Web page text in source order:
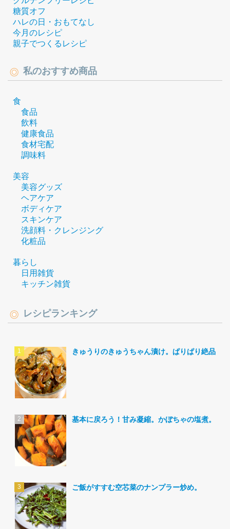
糖質オフ
ハレの日・おもてなし
今月のレシピ
親子でつくるレシピ
私のおすすめ商品
食
食品
飲料
健康食品
食材宅配
調味料
美容
美容グッズ
ヘアケア
ボディケア
スキンケア
洗顔料・クレンジング
化粧品
暮らし
日用雑貨
キッチン雑貨
レシピランキング
きゅうりのきゅうちゃん漬け。ぱりぱり絶品。
基本に戻ろう！甘み凝縮。かぼちゃの塩煮。
ご飯がすすむ空芯菜のナンプラー炒め。